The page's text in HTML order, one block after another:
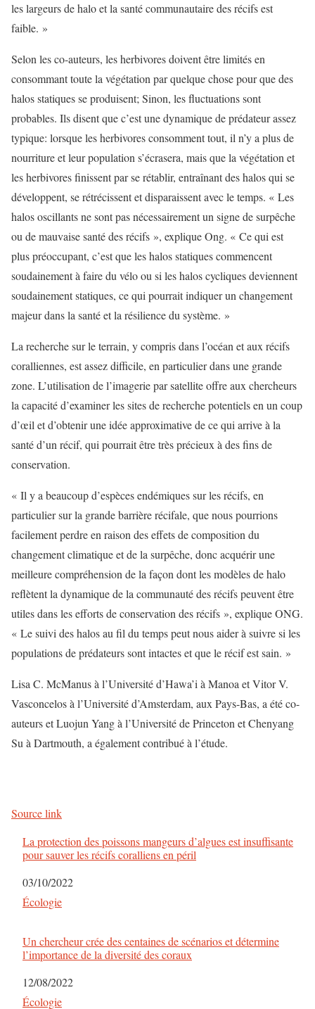
les largeurs de halo et la santé communautaire des récifs est
faible. »
Selon les co-auteurs, les herbivores doivent être limités en
consommant toute la végétation par quelque chose pour que des
halos statiques se produisent; Sinon, les fluctuations sont
probables. Ils disent que c’est une dynamique de prédateur assez
typique: lorsque les herbivores consomment tout, il n’y a plus de
nourriture et leur population s’écrasera, mais que la végétation et
les herbivores finissent par se rétablir, entraînant des halos qui se
développent, se rétrécissent et disparaissent avec le temps. « Les
halos oscillants ne sont pas nécessairement un signe de surpêche
ou de mauvaise santé des récifs », explique Ong. « Ce qui est
plus préoccupant, c’est que les halos statiques commencent
soudainement à faire du vélo ou si les halos cycliques deviennent
soudainement statiques, ce qui pourrait indiquer un changement
majeur dans la santé et la résilience du système. »
La recherche sur le terrain, y compris dans l’océan et aux récifs
coralliennes, est assez difficile, en particulier dans une grande
zone. L’utilisation de l’imagerie par satellite offre aux chercheurs
la capacité d’examiner les sites de recherche potentiels en un coup
d’œil et d’obtenir une idée approximative de ce qui arrive à la
santé d’un récif, qui pourrait être très précieux à des fins de
conservation.
« Il y a beaucoup d’espèces endémiques sur les récifs, en
particulier sur la grande barrière récifale, que nous pourrions
facilement perdre en raison des effets de composition du
changement climatique et de la surpêche, donc acquérir une
meilleure compréhension de la façon dont les modèles de halo
reflètent la dynamique de la communauté des récifs peuvent être
utiles dans les efforts de conservation des récifs », explique ONG.
« Le suivi des halos au fil du temps peut nous aider à suivre si les
populations de prédateurs sont intactes et que le récif est sain. »
Lisa C. McManus à l’Université d’Hawa’i à Manoa et Vitor V.
Vasconcelos à l’Université d’Amsterdam, aux Pays-Bas, a été co-
auteurs et Luojun Yang à l’Université de Princeton et Chenyang
Su à Dartmouth, a également contribué à l’étude.
Source link
La protection des poissons mangeurs d’algues est insuffisante
pour sauver les récifs coralliens en péril
Date
03/10/2022
Par rapport à
Écologie
Un chercheur crée des centaines de scénarios et détermine
l’importance de la diversité des coraux
Date
12/08/2022
Par rapport à
Écologie